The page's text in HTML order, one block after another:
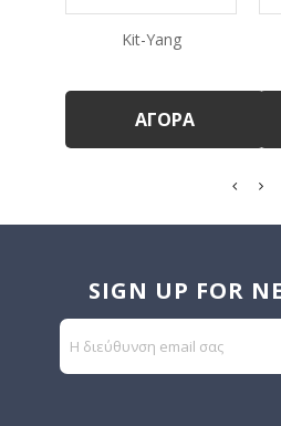
Kit-Yang
ΑΓΟΡΆ
SIGN UP FOR